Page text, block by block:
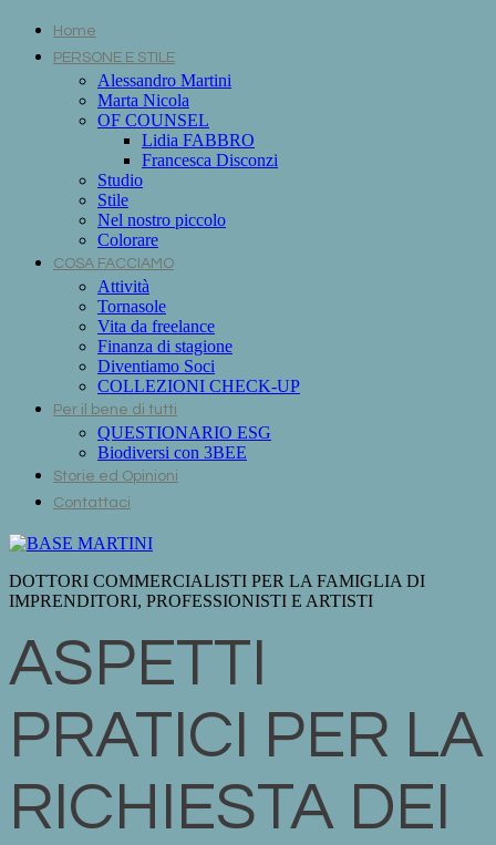
Home
PERSONE E STILE
Alessandro Martini
Marta Nicola
OF COUNSEL
Lidia FABBRO
Francesca Disconzi
Studio
Stile
Nel nostro piccolo
Colorare
COSA FACCIAMO
Attività
Tornasole
Vita da freelance
Finanza di stagione
Diventiamo Soci
COLLEZIONI CHECK-UP
Per il bene di tutti
QUESTIONARIO ESG
Biodiversi con 3BEE
Storie ed Opinioni
Contattaci
DOTTORI COMMERCIALISTI PER LA FAMIGLIA DI
IMPRENDITORI, PROFESSIONISTI E ARTISTI
ASPETTI
PRATICI PER LA
RICHIESTA DEI